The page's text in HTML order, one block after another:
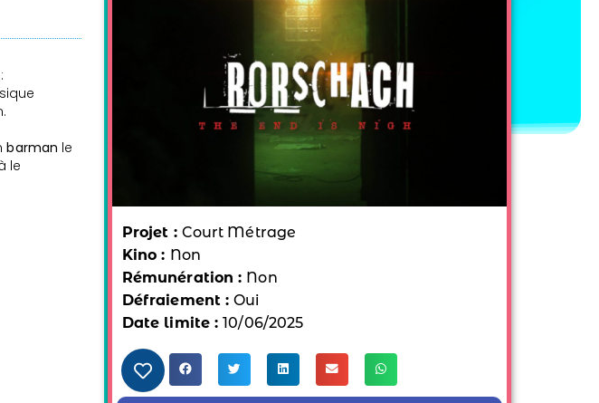
barman le
le
Projet : Court Métrage
Kino : Non
Rémunération : Non
Défraiement :Oui
Date limite :10/06/2025